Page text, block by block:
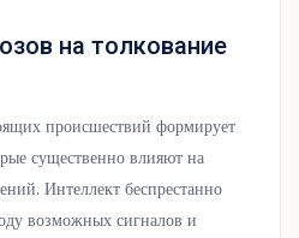
на толкование
происшествий формирует
существенно влияют на
Интеллект беспрестанно
возможных сигналов и